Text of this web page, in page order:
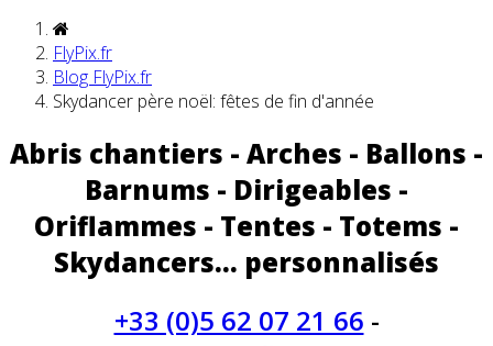
FlyPix.fr
Blog FlyPix.fr
Skydancer père noël: fêtes de fin d'année
Abris chantiers - Arches - Ballons -
Barnums - Dirigeables -
Oriflammes - Tentes - Totems -
Skydancers... personnalisés
+33 (0)5 62 07 21 66 -